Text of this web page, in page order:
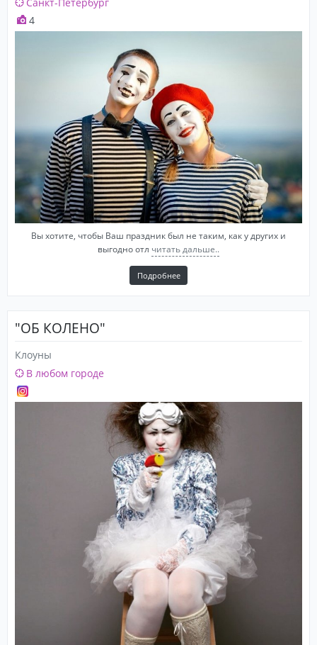
4
Вы хотите, чтобы Ваш праздник был не таким, как у других и
выгодно отл читать дальше..
Подробнее
"ОБ КОЛЕНО"
Клоуны
В любом городе